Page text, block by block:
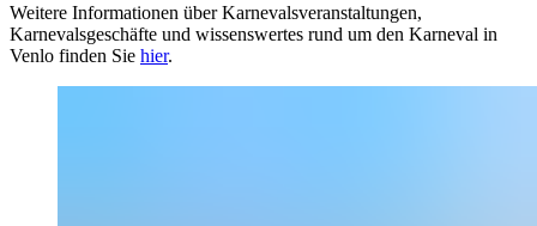
Weitere Informationen über Karnevalsveranstaltungen,
Karnevalsgeschäfte und wissenswertes rund um den Karneval in
Venlo finden Sie hier.